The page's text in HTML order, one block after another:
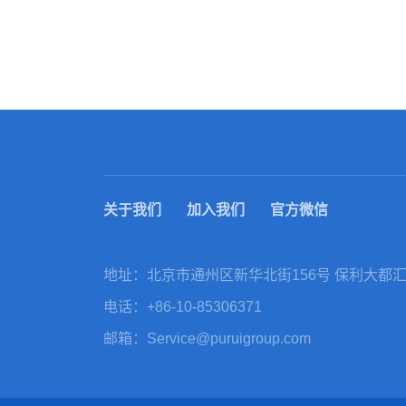
关于我们 加入我们 官方微信
地址：北京市通州区新华北街156号 保利大都
电话： +86-10-85306371
邮箱： Service@puruigroup.com